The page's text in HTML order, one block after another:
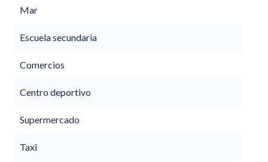
Mar
Escuela secundaria
Comercios
Centro deportivo
Supermercado
Taxi